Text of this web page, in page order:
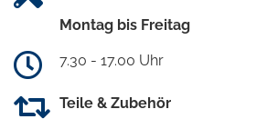
Montag bis Freitag
7.30 - 17.00 Uhr
Teile & Zubehör